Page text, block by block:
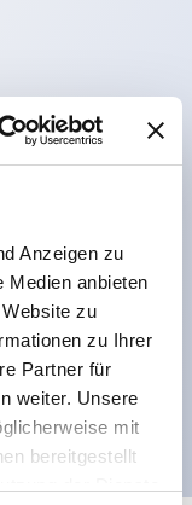
Anzeigen zu
Medien anbieten
zu
zu Ihrer
Partner für
weiter. Unsere
mit
bereitgestellt
eine 4-
der
2-Aktions-